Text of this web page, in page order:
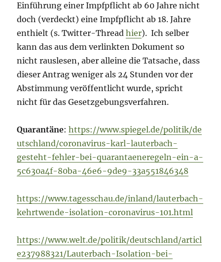
Einführung einer Impfpflicht ab 60 Jahre nicht
doch (verdeckt) eine Impfpflicht ab 18. Jahre
enthielt (s. Twitter-Threadhier). Ich selber
kann das aus dem verlinkten Dokument so
nicht rauslesen, aber alleine die Tatsache, dass
dieser Antrag weniger als 24 Stunden vor der
Abstimmung veröffentlicht wurde, spricht
nicht für das Gesetzgebungsverfahren.
Quarantäne:https://www.spiegel.de/politik/de
utschland/coronavirus-karl-lauterbach-
gesteht-fehler-bei-quarantaeneregeln-ein-a-
5c630a4f-80ba-46e6-9de9-33a551846348
https://www.tagesschau.de/inland/lauterbach-
kehrtwende-isolation-coronavirus-101.html
https://www.welt.de/politik/deutschland/articl
e237988321/Lauterbach-Isolation-bei-